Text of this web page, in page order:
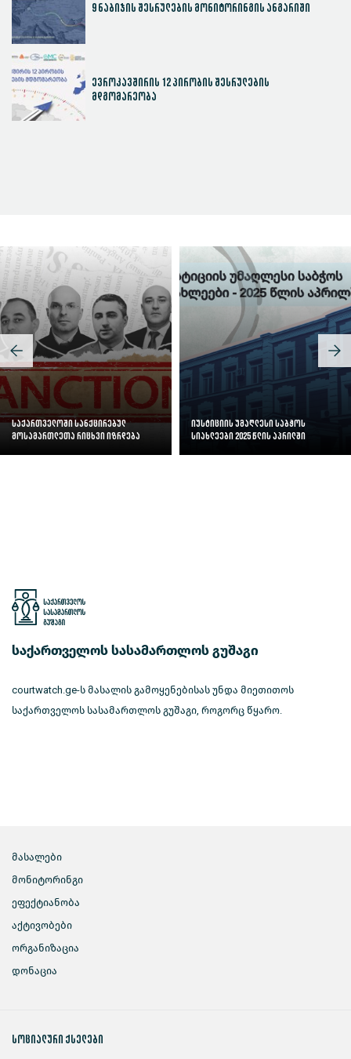
9 ნაბიჯის შესრულების მონიტორინგის ანგარიში
ევროკავშირის 12 პირობის შესრულების
მდგომარეობა
საქართველოში სანქცირებულ
მოსამართლეთა რიცხვი იზრდება
იუსტიციის უმაღლესი საბჭოს
სიახლეები 2025 წლის აპრილში
საქართველოს სასამართლოს გუშაგი
courtwatch.ge-ს მასალის გამოყენებისას უნდა მიეთითოს
საქართველოს სასამართლოს გუშაგი, როგორც წყარო.
მასალები
მონიტორინგი
ეფექტიანობა
აქტივობები
ორგანიზაცია
დონაცია
სოციალური ქსელები